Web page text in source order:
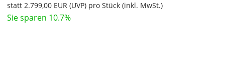
statt 2.799,00 EUR(UVP) pro Stück (inkl. MwSt.)
Sie sparen 10.7%